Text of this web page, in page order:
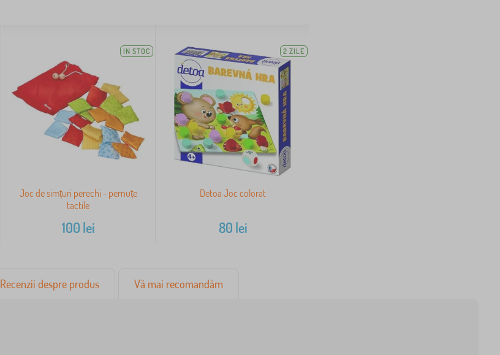
IN STOC
Joc de simțuri perechi - pernuțe
tactile
100 lei
2 ZILE
Detoa Joc colorat
80 lei
Recenzii despre produs Vă mai recomandăm